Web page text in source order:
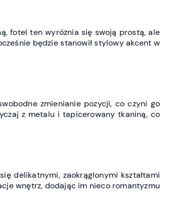
fotel ten wyróżnia się swoją prostą, ale
będzie stanowił stylowy akcent w
zmienianie pozycji, co czyni go
z metalu i tapicerowany tkaniną, co
delikatnymi, zaokrąglonymi kształtami
wnętrz, dodając im nieco romantyzmu